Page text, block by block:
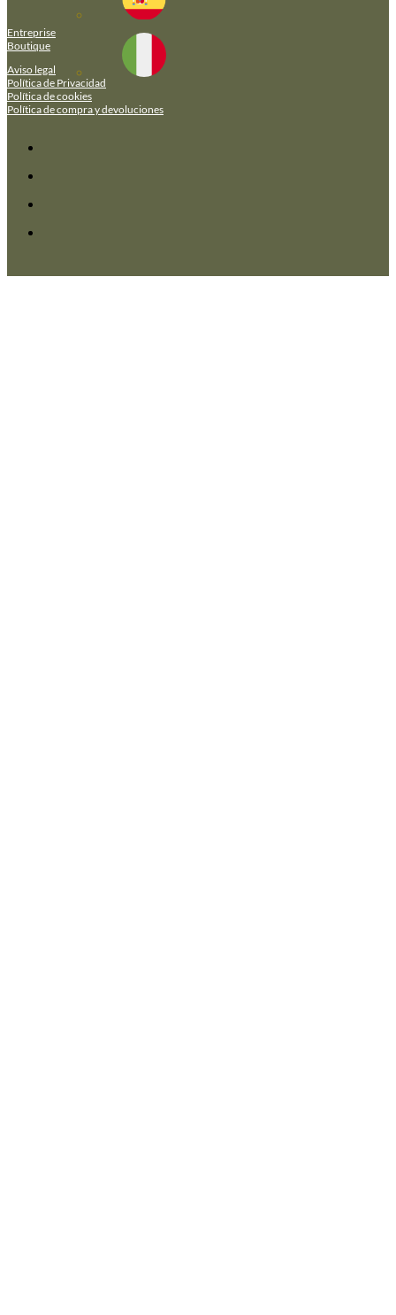
Entreprise
Boutique
Aviso legal
Política de Privacidad
Política de cookies
Política de compra y devoluciones